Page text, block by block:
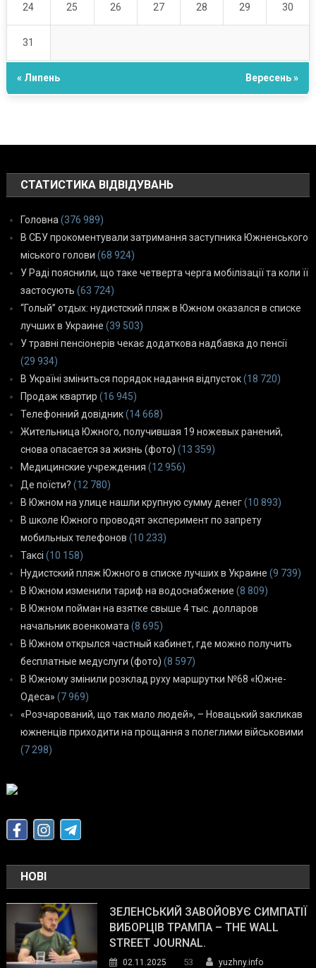
24 25 26 27 28 29 30
31
« Липень Вересень »
СТАТИСТИКА ВІДВІДУВАНЬ
Головна (376 989)
В СБУ прокоментували затримання заступника Южненського
міського голови (68 924)
У Раді пояснили, що таке четверта черга мобілізації та коли її
застосують (63 724)
“Голый” отдых: нудистский пляж в Южном оказался в списке
лучших в Украине (39 503)
У травні пенсіонерів чекає додаткова надбавка до пенсії
(29 934)
В Україні зміниться порядок надання відпусток(18 720)
Продаж квартир (16 945)
Телефонний довідник(14 668)
Жительница Южного, получившая 19 ножевых ранений,
снова опасается за жизнь (фото) (13 359)
Медицинские учреждения (12 956)
Де поїсти? (12 780)
В Южном на улице нашли крупную сумму денег(10 893)
В школе Южного проводят эксперимент по запрету
мобильных телефонов (10 233)
Таксі (10 158)
Нудистский пляж Южного в списке лучших в Украине (9 739)
В Южном изменили тариф на водоснабжение (8 809)
В Южном пойман на взятке свыше 4 тыс. долларов
начальник военкомата (8 695)
В Южном открылся частный кабинет, где можно получить
бесплатные медуслуги (фото) (8 597)
В Южному змінили розклад руху маршрутки №68 «Южне-
Одеса» (7 969)
«Розчарований, що так мало людей», – Новацький закликав
южненців приходити на прощання з полеглими військовими
(7 298)
НОВІ
ЗЕЛЕНСЬКИЙ ЗАВОЙОВУЄ СИМПАТІЇ
ВИБОРЦІВ ТРАМПА – THE WALL
STREET JOURNAL.
02.11.2025 53
yuzhny.info